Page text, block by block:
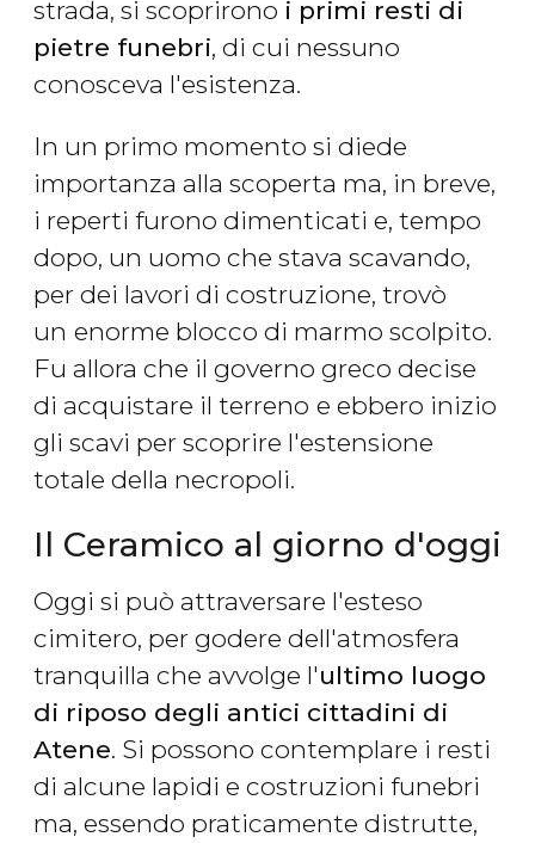
strada, si scoprirono i primi resti di
pietre funebri, di cui nessuno
conosceva l'esistenza.
In un primo momento si diede
importanza alla scoperta ma, in breve,
i reperti furono dimenticati e, tempo
dopo, un uomo che stava scavando,
per dei lavori di costruzione, trovò
un enorme blocco di marmo scolpito.
Fu allora che il governo greco decise
di acquistare il terreno e ebbero inizio
gli scavi per scoprire l'estensione
totale della necropoli.
Il Ceramico al giorno d'oggi
Oggi si può attraversare l'esteso
cimitero, per godere dell'atmosfera
tranquilla che avvolge l'ultimo luogo
di riposo degli antici cittadini di
Atene. Si possono contemplare i resti
di alcune lapidi e costruzioni funebri
ma, essendo praticamente distrutte,